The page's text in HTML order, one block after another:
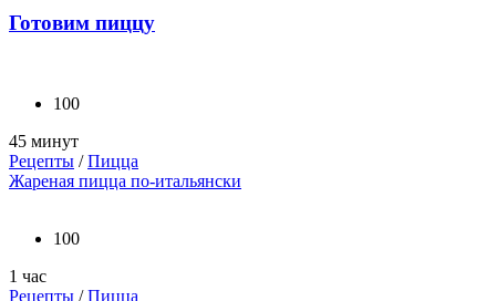
Готовим пиццу
100
45 минут
Рецепты /Пицца
Жареная пицца по-итальянски
100
1 час
Рецепты /Пицца